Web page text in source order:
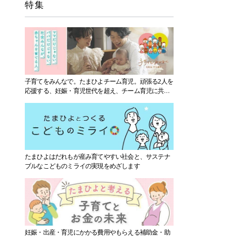
特集
子育てをみんなで。たまひよチーム育児。頑張る2人を
応援する、妊娠・育児世代を超え、チーム育児に共感
たまひよはだれもが産み育てやすい社会と、サステナ
ブルなこどものミライの実現をめざします
妊娠・出産・育児にかかる費用やもらえる補助金・助